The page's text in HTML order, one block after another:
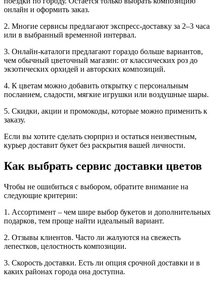
онлайн и оформить заказ.
2. Многие сервисы предлагают экспресс‐доставку за 2–3 часа
или в выбранный временной интервал.
3. Онлайн‐каталоги предлагают гораздо больше вариантов,
чем обычный цветочный магазин: от классических роз до
экзотических орхидей и авторских композиций.
4. К цветам можно добавить открытку с персональным
посланием, сладости, мягкие игрушки или воздушные шары.
5. Скидки, акции и промокоды, которые можно применить к
заказу.
Если вы хотите сделать сюрприз и остаться неизвестным,
курьер доставит букет без раскрытия вашей личности.
Как выбрать сервис доставки цветов
Чтобы не ошибиться с выбором, обратите внимание на
следующие критерии:
1. Ассортимент – чем шире выбор букетов и дополнительных
подарков, тем проще найти идеальный вариант.
2. Отзывы клиентов. Часто ли жалуются на свежесть
лепестков, целостность композиции.
3. Скорость доставки. Есть ли опция срочной доставки и в
каких районах города она доступна.